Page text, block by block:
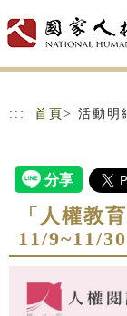
::: 首頁 > 活動明
「人權教
11/9~11/